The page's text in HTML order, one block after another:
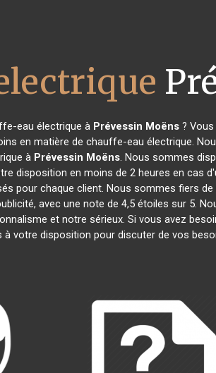
eau électrique à Prévessin Moëns? Vous
en matière de chauffe-eau électrique.
à Prévessin Moëns. Nous sommes
disposition en moins de 2 heures en
pour chaque client. Nous sommes fiers
avec une note de 4,5 étoiles sur 5.
et notre sérieux. Si vous avez
votre disposition pour discuter de vos